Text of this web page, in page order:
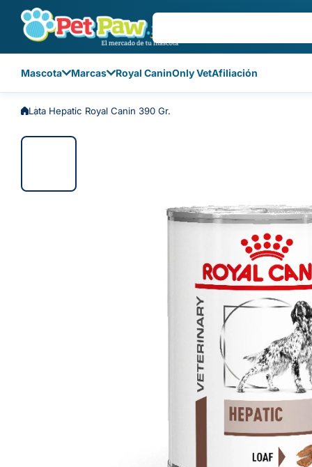
Saltar al contenido
Mascota Marcas Royal CaninOnly VetAfiliación
Lata Hepatic Royal Canin 390 Gr.